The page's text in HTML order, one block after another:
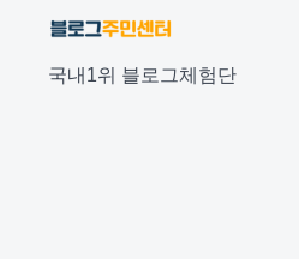
국내1위 블로그체험단